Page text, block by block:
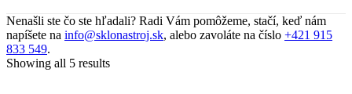
Nenašli ste čo ste hľadali? Radi Vám pomôžeme, stačí, keď nám
napíšete na info@sklonastroj.sk, alebo zavoláte na číslo +421 915
833 549.
Showing all 5 results